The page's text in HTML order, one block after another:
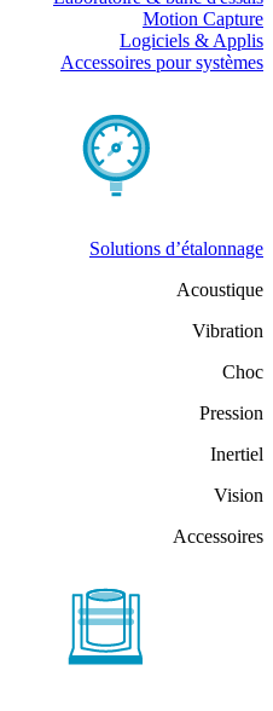
Motion Capture
Logiciels & Applis
Accessoires pour systèmes
Solutions d’étalonnage
Acoustique
Vibration
Choc
Pression
Inertiel
Vision
Accessoires